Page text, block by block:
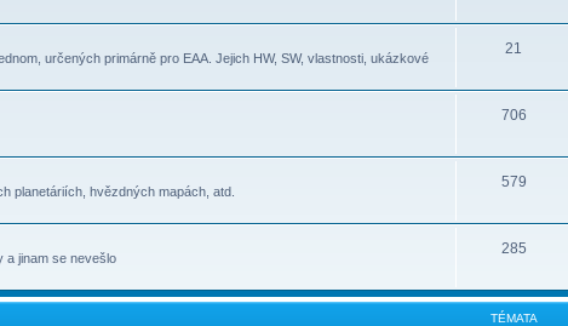
určených primárně pro EAA. Jejich HW, SW, vlastnosti, ukázkové
21
706
planetáriích, hvězdných mapách, atd.
579
a jinam se nevešlo
285
TÉMATA